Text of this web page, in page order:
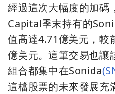
經過這次大幅度的加
Capital季末持有的
值高達4.71億美元，較
億美元。這筆交易也讓
組合都集中在Sonida
這檔股票的未來發展充